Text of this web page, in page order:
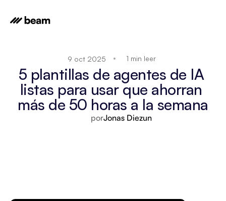
9 oct 2025 1 min leer
5 plantillas de agentes de IA
listas para usar que ahorran
más de 50 horas a la semana
porJonas Diezun